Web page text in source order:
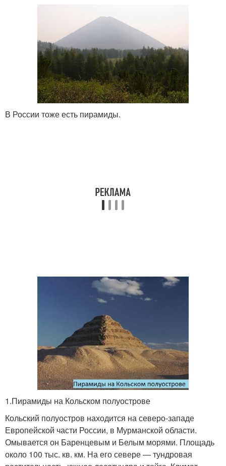
В России тоже есть пирамиды.
1.Пирамиды на Кольском полуострове
Кольский полуостров находится на северо-западе
Европейской части России, в Мурманской области.
Омывается он Баренцевым и Белым морями. Площадь
около 100 тыс. кв. км. На его севере — тундровая